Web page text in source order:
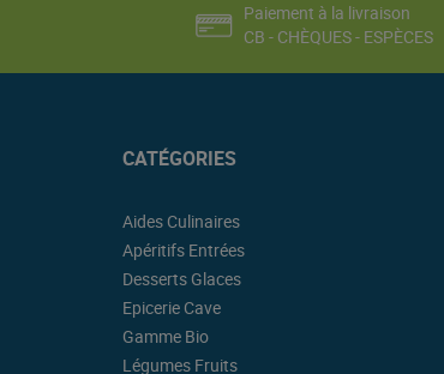
Paiement à la livraison
CB - CHÈQUES - ESPÈCES
CATÉGORIES
Aides Culinaires
Apéritifs Entrées
Desserts Glaces
Epicerie Cave
Gamme Bio
Légumes Fruits